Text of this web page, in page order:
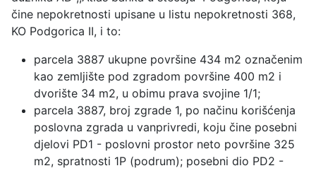
čine nepokretnosti upisane u listu nepokretnosti 368,
KO Podgorica II, i to:
parcela 3887 ukupne površine 434 m2 označenim
kao zemljište pod zgradom površine 400 m2 i
dvorište 34 m2, u obimu prava svojine 1/1;
parcela 3887, broj zgrade 1, po načinu korišćenja
poslovna zgrada u vanprivredi, koju čine posebni
djelovi PD1 - poslovni prostor neto površine 325
m2, spratnosti 1P (podrum); posebni dio PD2 -